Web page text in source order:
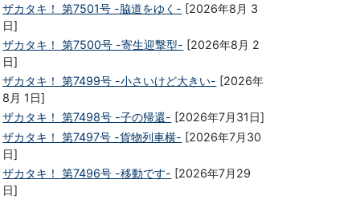
ザカタキ！ 第7501号 -脇道をゆく- [2026年8月 3
日]
ザカタキ！ 第7500号 -寄生迎撃型- [2026年8月 2
日]
ザカタキ！ 第7499号 -小さいけど大きい- [2026年
8月 1日]
ザカタキ！ 第7498号 -子の帰還- [2026年7月31日]
ザカタキ！ 第7497号 -貨物列車横- [2026年7月30
日]
ザカタキ！ 第7496号 -移動です- [2026年7月29
日]